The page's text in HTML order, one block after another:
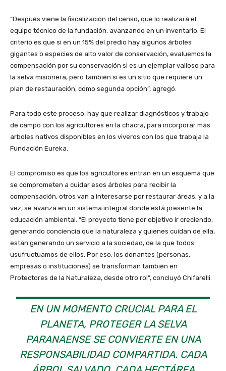
“Después viene la fiscalización del censo, que lo realizará el
equipo técnico de la fundación, avanzando en un inventario. El
criterio es que si en un 15% del predio hay algunos árboles
gigantes o especies de alto valor de conservación, evaluemos la
compensación por su conservación si es un ejemplar valioso para
la selva misionera, pero también si es un sitio que requiere un
plan de restauración, como segunda opción”, agregó.
Para todo este proceso, hay que realizar diagnósticos y trabajo
de campo con los agricultores en la chacra, para incorporar más
arboles nativos disponibles en los viveros con los que trabaja la
Fundación Eureka.
El compromiso es que los agricultores entran en un esquema que
se comprometen a cuidar esos árboles para recibir la
compensación, otros van a interesarse por restaurar áreas, y a la
vez, se avanza en un sistema integral donde está presente la
educación ambiental. “El proyecto tiene por objetivo ir creciendo,
generando conciencia que la naturaleza y quienes cuidan de ella,
están generando un servicio a la sociedad, de la que todos
usufructuamos de ellos. Por eso, los donantes (personas,
empresas o instituciones) se transforman también en
Protectores de la Naturaleza, desde otro rol”, concluyó Chifarelli.
EN UN MOMENTO CRUCIAL PARA EL
PLANETA, PROTEGER LA SELVA
PARANAENSE SE CONVIERTE EN UNA
RESPONSABILIDAD COMPARTIDA. CADA